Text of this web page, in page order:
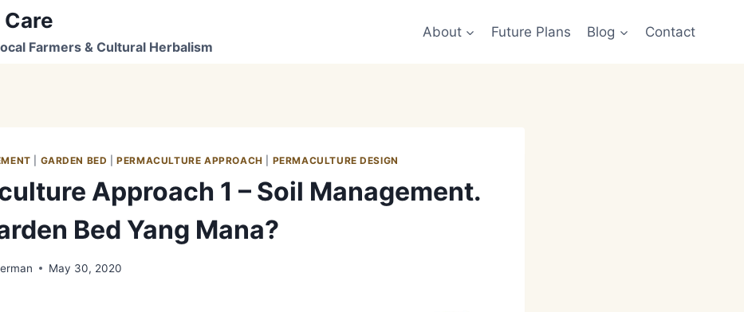
Farmers & Cultural Herbalism
About Future Plans Blog Contact
GARDEN BED |PERMACULTURE APPROACH PERMACULTURE DESIGN
Approach 1 – Soil Management.
Bed Yang Mana?
May 30, 2020